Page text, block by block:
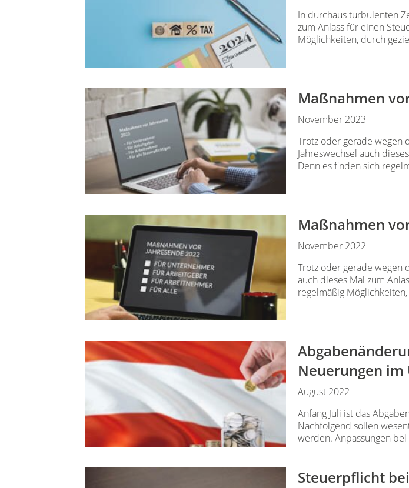
In durchaus turbulenten
zum Anlass für einen
Möglichkeiten, durch
Maßnahmen
November 2023
Trotz oder gerade
Jahreswechsel auch
Denn es finden sich
Maßnahmen
November 2022
Trotz oder gerade wegen
auch dieses Mal zum
regelmäßig
Neuerungen
August 2022
Anfang Juli ist das
Nachfolgend sollen
werden. Anpassungen bei
Steuerpflicht